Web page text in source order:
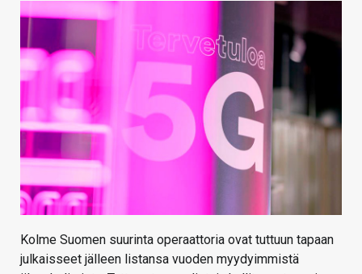
Kolme Suomen suurinta operaattoria ovat tuttuun tapaan
julkaisseet jälleen listansa vuoden myydyimmistä